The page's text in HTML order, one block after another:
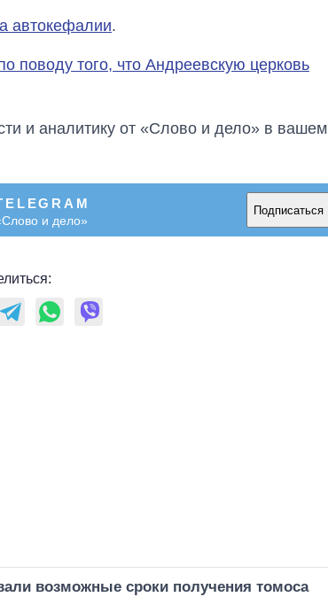
автокефалии.
поводу того, что Андреевскую церковь
и аналитику от «Слово и дело» в вашем
и дело»
Подписаться
возможные сроки получения томоса